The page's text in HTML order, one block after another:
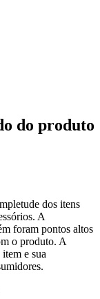
do produto
dos itens
A
foram pontos altos
o produto. A
e sua